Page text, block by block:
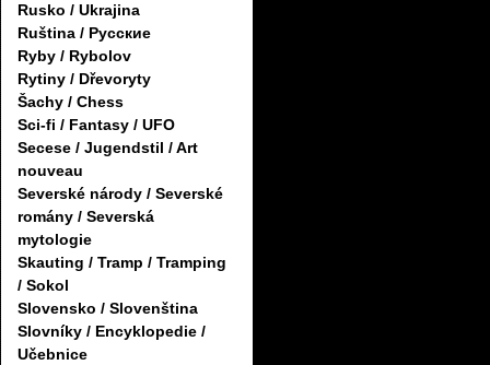
Rusko / Ukrajina
Ruština / Русские
Ryby / Rybolov
Rytiny / Dřevoryty
Šachy / Chess
Sci-fi / Fantasy / UFO
Secese / Jugendstil / Art
nouveau
Severské národy / Severské
romány / Severská
mytologie
Skauting / Tramp / Tramping
/ Sokol
Slovensko / Slovenština
Slovníky / Encyklopedie /
Učebnice